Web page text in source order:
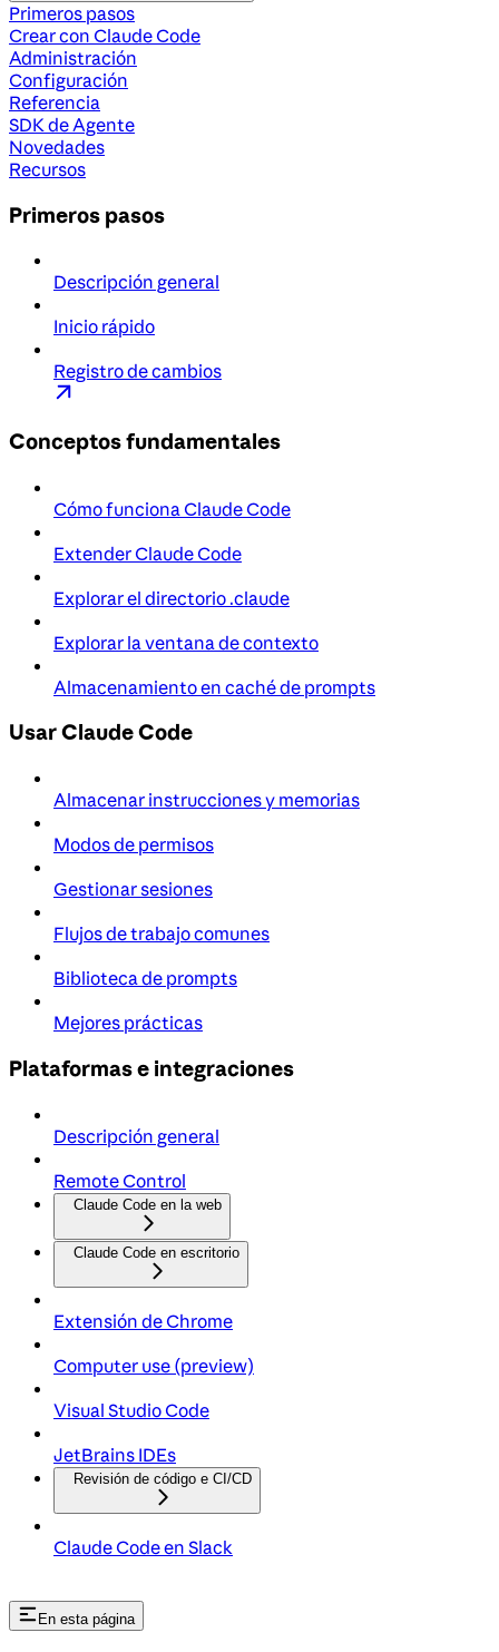
Primeros pasos
Crear con Claude Code
Administración
Configuración
Referencia
SDK de Agente
Novedades
Recursos
Primeros pasos
Descripción general
Inicio rápido
Registro de cambios
Conceptos fundamentales
Cómo funciona Claude Code
Extender Claude Code
Explorar el directorio .claude
Explorar la ventana de contexto
Almacenamiento en caché de prompts
Usar Claude Code
Almacenar instrucciones y memorias
Modos de permisos
Gestionar sesiones
Flujos de trabajo comunes
Biblioteca de prompts
Mejores prácticas
Plataformas e integraciones
Descripción general
Remote Control
Claude Code en la web
Claude Code en escritorio
Extensión de Chrome
Computer use (preview)
Visual Studio Code
JetBrains IDEs
Revisión de código e CI/CD
Claude Code en Slack
En esta página